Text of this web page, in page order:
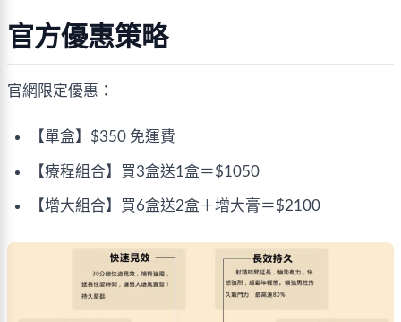
官方優惠策略
官網限定優惠：
【單盒】$350 免運費
【療程組合】買3盒送1盒＝$1050
【增大組合】買6盒送2盒＋增大膏＝$2100